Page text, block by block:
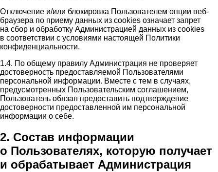
Отключение и/или блокировка Пользователем опции веб-
браузера по приему данных из cookies означает запрет
на сбор и обработку Администрацией данных из cookies
в соответствии с условиями настоящей Политики
конфиденциальности.
1.4. По общему правилу Администрация не проверяет
достоверность предоставляемой Пользователями
персональной информации. Вместе с тем в случаях,
предусмотренных Пользовательским соглашением,
Пользователь обязан предоставить подтверждение
достоверности предоставленной им персональной
информации о себе.
2. Состав информации
о Пользователях, которую получает
и обрабатывает Администрация